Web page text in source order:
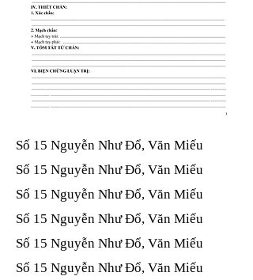
Số 15 Nguyễn Như Đổ, Văn Miếu​​​​
Số 15 Nguyễn Như Đổ, Văn Miếu​​​​
Số 15 Nguyễn Như Đổ, Văn Miếu​​​​
Số 15 Nguyễn Như Đổ, Văn Miếu​​​​
Số 15 Nguyễn Như Đổ, Văn Miếu​​​​
Số 15 Nguyễn Như Đổ, Văn Miếu​​​​